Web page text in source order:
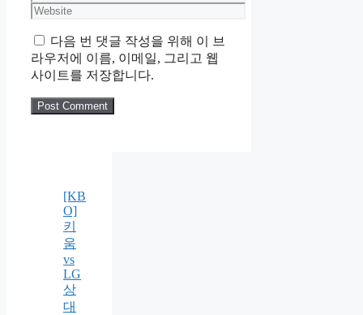
Website
다음 번 댓글 작성을 위해 이 브
라우저에 이름, 이메일, 그리고 웹
사이트를 저장합니다.
[KB
O]
키
움
vs
LG
상
대